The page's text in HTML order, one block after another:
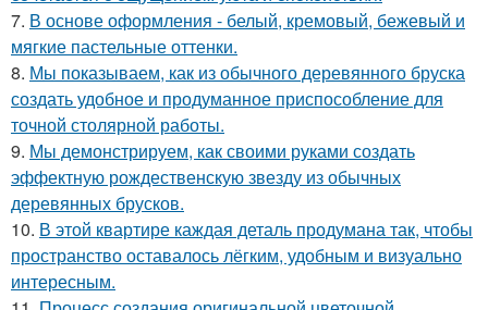
7. В основе оформления - белый, кремовый, бежевый и
мягкие пастельные оттенки.
8. Мы показываем, как из обычного деревянного бруска
создать удобное и продуманное приспособление для
точной столярной работы.
9. Мы демонстрируем, как своими руками создать
эффектную рождественскую звезду из обычных
деревянных брусков.
10. В этой квартире каждая деталь продумана так, чтобы
пространство оставалось лёгким, удобным и визуально
интересным.